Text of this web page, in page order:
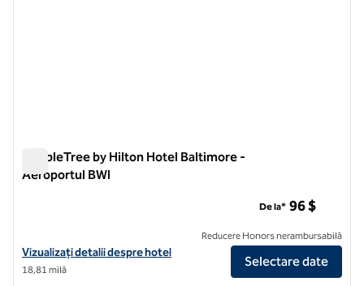
DoubleTree by Hilton Hotel Baltimore -
Aeroportul BWI
Vizualizați detaliile hotelului DoubleTree by Hilton Hotel Baltimore -
Vizualizați detalii despre hotel
18,81 milă
De la* 96 $
Reducere Honors nerambursabilă
Selectare date